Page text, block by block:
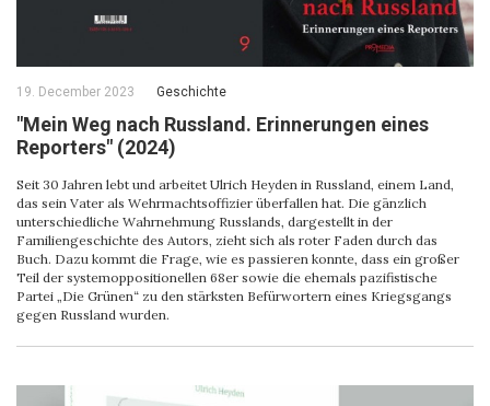
19. December 2023 Geschichte
"Mein Weg nach Russland. Erinnerungen eines
Reporters" (2024)
Seit 30 Jahren lebt und arbeitet Ulrich Heyden in Russland, einem Land,
das sein Vater als Wehrmachtsoffizier überfallen hat. Die gänzlich
unterschiedliche Wahrnehmung Russlands, dargestellt in der
Familiengeschichte des Autors, zieht sich als roter Faden durch das
Buch. Dazu kommt die Frage, wie es passieren konnte, dass ein großer
Teil der systemoppositionellen 68er sowie die ehemals pazifistische
Partei „Die Grünen“ zu den stärksten Befürwortern eines Kriegsgangs
gegen Russland wurden.